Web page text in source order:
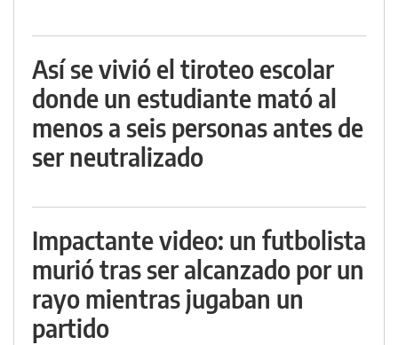
Así se vivió el tiroteo escolar
donde un estudiante mató al
menos a seis personas antes de
ser neutralizado
Impactante video: un futbolista
murió tras ser alcanzado por un
rayo mientras jugaban un
partido